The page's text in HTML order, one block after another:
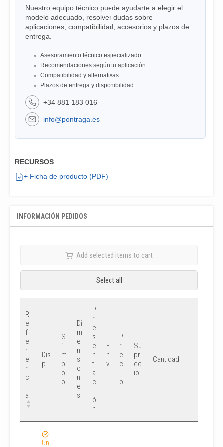
Nuestro equipo técnico puede ayudarte a elegir el
modelo adecuado, resolver dudas sobre
aplicaciones, compatibilidad, accesorios y plazos de
entrega.
Asesoramiento técnico especializado
Recomendaciones según tu aplicación
Compatibilidad y alternativas
Plazos de entrega y disponibilidad
+34 881 183 016
info@pontraga.es
RECURSOS
+ Ficha de producto (PDF)
INFORMACIÓN PEDIDOS
Add selected items to cart
Select all
R
e
f
e
r
e
n
c
i
a
Dis
p
S
í
m
b
ol
o
Di
m
e
n
si
o
n
e
s
P
r
e
s
e
n
t
a
c
i
ó
n
E
n
v
.
P
r
e
c
i
o
Su
pr
ec
io
Cantidad
Uni